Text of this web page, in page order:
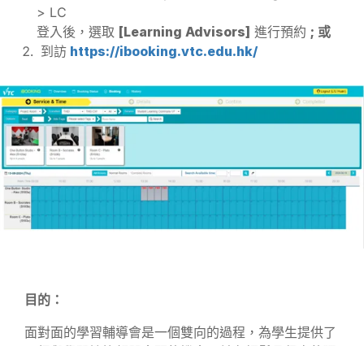
> LC
登入後，選取 [Learning Advisors] 進行預約 ; 或
到訪 https://ibooking.vtc.edu.hk/
目的：
面對面的學習輔導會是一個雙向的過程，為學生提供了